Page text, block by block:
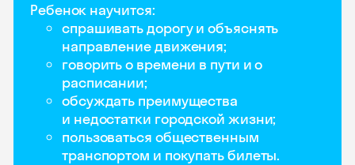
Ребенок научится:
спрашивать дорогу и объяснять
направление движения;
говорить о времени в пути и о
расписании;
обсуждать преимущества
и недостатки городской жизни;
пользоваться общественным
транспортом и покупать билеты.